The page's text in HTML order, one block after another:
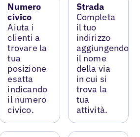
Numero
civico
Aiuta i
clienti a
trovare la
tua
posizione
esatta
indicando
il numero
civico.
Strada
Completa
il tuo
indirizzo
aggiungendo
il nome
della via
in cui si
trova la
tua
attività.